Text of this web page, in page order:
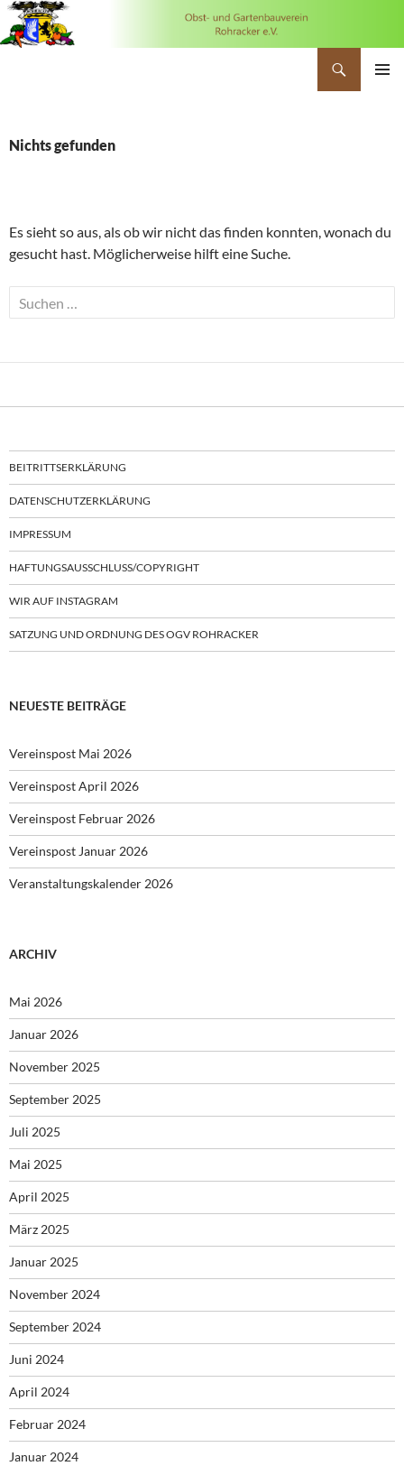
Nichts gefunden
Es sieht so aus, als ob wir nicht das finden konnten, wonach du
gesucht hast. Möglicherweise hilft eine Suche.
Suchen
nach:
BEITRITTSERKLÄRUNG
DATENSCHUTZERKLÄRUNG
IMPRESSUM
HAFTUNGSAUSSCHLUSS/COPYRIGHT
WIR AUF INSTAGRAM
SATZUNG UND ORDNUNG DES OGV ROHRACKER
NEUESTE BEITRÄGE
Vereinspost Mai 2026
Vereinspost April 2026
Vereinspost Februar 2026
Vereinspost Januar 2026
Veranstaltungskalender 2026
ARCHIV
Mai 2026
Januar 2026
November 2025
September 2025
Juli 2025
Mai 2025
April 2025
März 2025
Januar 2025
November 2024
September 2024
Juni 2024
April 2024
Februar 2024
Januar 2024